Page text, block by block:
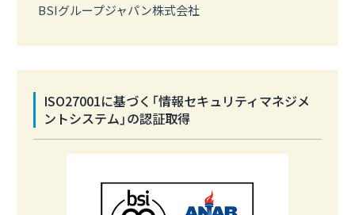
BSIグループジャパン株式会社
ISO27001に基づく「情報セキュリティマネジメ
ントシステム」の認証取得